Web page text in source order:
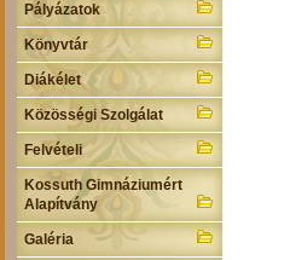
Pályázatok
Könyvtár
Diákélet
Közösségi Szolgálat
Felvételi
Kossuth Gimnáziumért
Alapítvány
Galéria